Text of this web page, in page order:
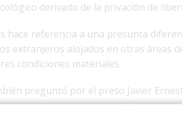
derivado de la privación de
hace referencia a una presunta
extranjeros alojados en otras áreas
condiciones materiales.
preguntó por el preso Javier
trasladado al
Según Fernández Cruz, las